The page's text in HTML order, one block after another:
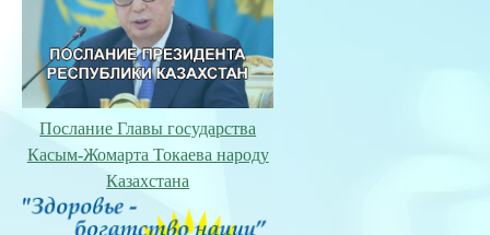
Послание Главы государства
Касым-Жомарта Токаева народу
Казахстана